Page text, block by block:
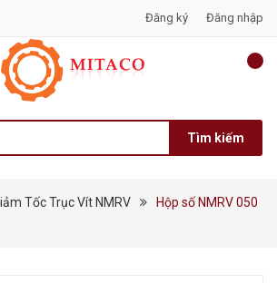
Đăng ký Đăng nhập
Tìm kiếm
Tốc Trục Vít NMRV
Hộp số NMRV 050